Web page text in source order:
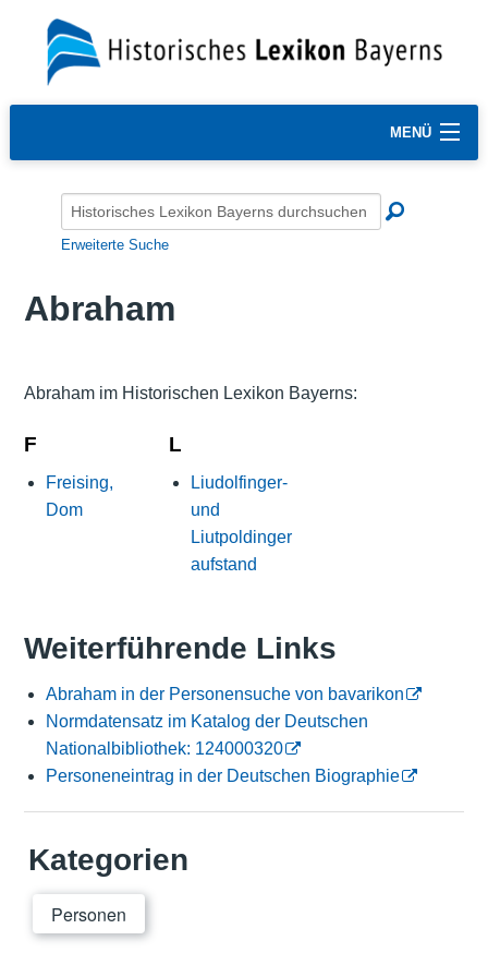
MENÜ
Erweiterte Suche
Abraham
Abraham im Historischen Lexikon Bayerns:
F
Freising,
Dom
L
Liudolfinger-
und
Liutpoldinger
aufstand
Weiterführende Links
Abraham in der Personensuche von bavarikon
Normdatensatz im Katalog der Deutschen
Nationalbibliothek: 124000320
Personeneintrag in der Deutschen Biographie
Kategorien
Personen